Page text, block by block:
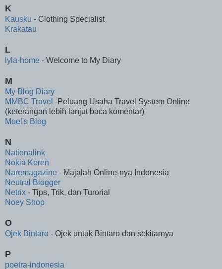
K
Kausku - Clothing Specialist
Krakatau
L
lyla-home - Welcome to My Diary
M
My Blog Diary
MMBC Travel -Peluang Usaha Travel System Online
(keterangan lebih lanjut baca komentar)
Moel's Blog
N
Nationalink
Nokia Keren
Naremagazine - Majalah Online-nya Indonesia
Neutral Blogger
Netrix - Tips, Trik, dan Turorial
Noey Shop
O
Ojek Bintaro - Ojek untuk Bintaro dan sekitarnya
P
poetra-indonesia